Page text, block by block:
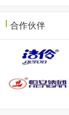
合作伙伴